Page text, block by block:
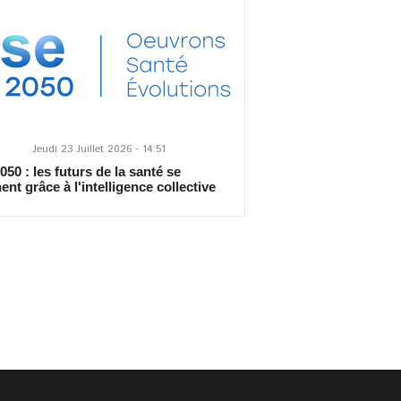
Jeudi 23 Juillet 2026 - 14:51
: les futurs de la santé se
grâce à l'intelligence collective